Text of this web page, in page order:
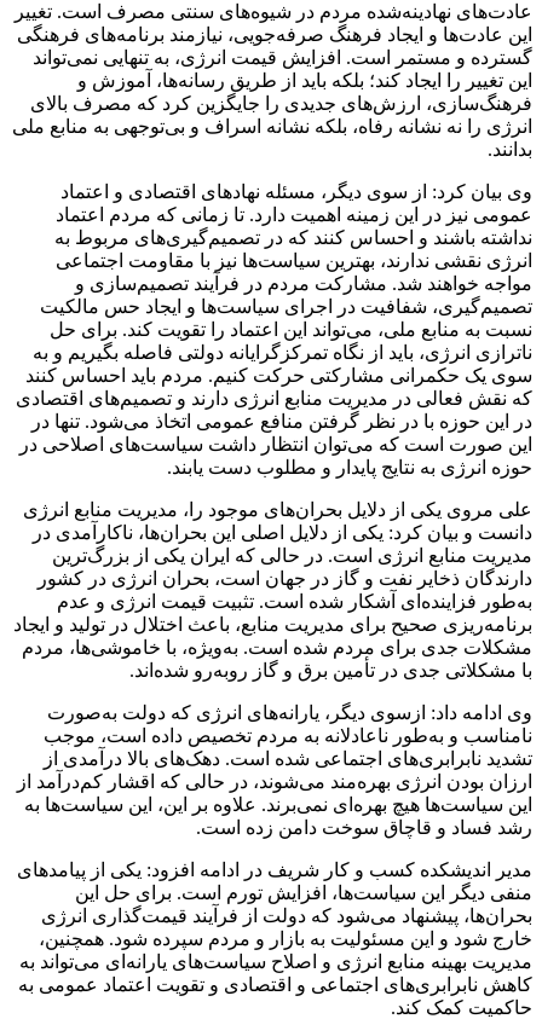
عادت‌های نهادینه‌شده مردم در شیوه‌های سنتی مصرف است. تغییر
این عادت‌ها و ایجاد فرهنگ صرفه‌جویی، نیازمند برنامه‌های فرهنگی
گسترده و مستمر است. افزایش قیمت انرژی، به تنهایی نمی‌تواند
این تغییر را ایجاد کند؛ بلکه باید از طریق رسانه‌ها، آموزش و
فرهنگ‌سازی، ارزش‌های جدیدی را جایگزین کرد که مصرف بالای
انرژی را نه نشانه رفاه، بلکه نشانه اسراف و بی‌توجهی به منابع ملی
بدانند.
وی بیان کرد: از سوی دیگر، مسئله نهادهای اقتصادی و اعتماد
عمومی نیز در این زمینه اهمیت دارد. تا زمانی که مردم اعتماد
نداشته باشند و احساس کنند که در تصمیم‌گیری‌های مربوط به
انرژی نقشی ندارند، بهترین سیاست‌ها نیز با مقاومت اجتماعی
مواجه خواهند شد. مشارکت مردم در فرآیند تصمیم‌سازی و
تصمیم‌گیری، شفافیت در اجرای سیاست‌ها و ایجاد حس مالکیت
نسبت به منابع ملی، می‌تواند این اعتماد را تقویت کند. برای حل
ناترازی انرژی، باید از نگاه تمرکزگرایانه دولتی فاصله بگیریم و به
سوی یک حکمرانی مشارکتی حرکت کنیم. مردم باید احساس کنند
که نقش فعالی در مدیریت منابع انرژی دارند و تصمیم‌های اقتصادی
در این حوزه با در نظر گرفتن منافع عمومی اتخاذ می‌شود. تنها در
این صورت است که می‌توان انتظار داشت سیاست‌های اصلاحی در
حوزه انرژی به نتایج پایدار و مطلوب دست یابند.
علی مروی یکی از دلایل بحران‌های موجود را، مدیریت منابع انرژی
دانست و بیان کرد: یکی از دلایل اصلی این بحران‌ها، ناکارآمدی در
مدیریت منابع انرژی است. در حالی که ایران یکی از بزرگ‌ترین
دارندگان ذخایر نفت و گاز در جهان است، بحران انرژی در کشور
به‌طور فزاینده‌ای آشکار شده است. تثبیت قیمت انرژی و عدم
برنامه‌ریزی صحیح برای مدیریت منابع، باعث اختلال در تولید و ایجاد
مشکلات جدی برای مردم شده است. به‌ویژه، با خاموشی‌ها، مردم
با مشکلاتی جدی در تأمین برق و گاز روبه‌رو شده‌اند.
وی ادامه داد: ازسوی دیگر، یارانه‌های انرژی که دولت به‌صورت
نامناسب و به‌طور ناعادلانه به مردم تخصیص داده است، موجب
تشدید نابرابری‌های اجتماعی شده است. دهک‌های بالا درآمدی از
ارزان بودن انرژی بهره‌مند می‌شوند، در حالی که اقشار کم‌درآمد از
این سیاست‌ها هیچ بهره‌ای نمی‌برند. علاوه بر این، این سیاست‌ها به
رشد فساد و قاچاق سوخت دامن زده است.
مدیر اندیشکده کسب و کار شریف در ادامه افزود: یکی از پیامدهای
منفی دیگر این سیاست‌ها، افزایش تورم است. برای حل این
بحران‌ها، پیشنهاد می‌شود که دولت از فرآیند قیمت‌گذاری انرژی
خارج شود و این مسئولیت به بازار و مردم سپرده شود. همچنین،
مدیریت بهینه منابع انرژی و اصلاح سیاست‌های یارانه‌ای می‌تواند به
کاهش نابرابری‌های اجتماعی و اقتصادی و تقویت اعتماد عمومی به
حاکمیت کمک کند.